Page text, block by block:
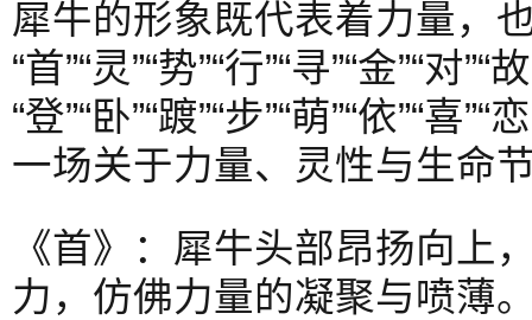
犀牛的形象既代表着力量，
“首”“灵”“势”“行”“寻”“金”“对”“
“登”“卧”“踱”“步”“萌”“依”“喜
一场关于力量、灵性与生命
《首》：犀牛头部昂扬向上
力，仿佛力量的凝聚与喷薄